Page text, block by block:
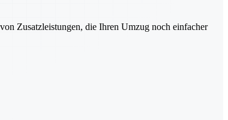
Zusatzleistungen, die Ihren Umzug noch einfacher